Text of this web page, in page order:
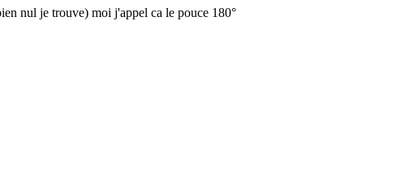
nul je trouve) moi j'appel ca le pouce 180°